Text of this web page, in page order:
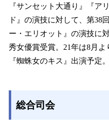
『サンセット大通り』『ア
ド』の演技に対して、第38
ー・エリオット』の演技に
秀女優賞受賞。21年は8月よ
『蜘蛛女のキス』出演予定。
総合司会